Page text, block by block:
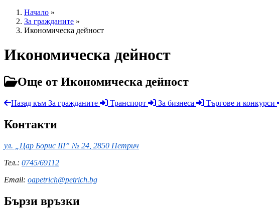
Начало »
За гражданите »
Икономическа дейност
Икономическа дейност
Още от Икономическа дейност
Назад към За гражданите Транспорт За бизнеса Търгове и конкурси
Контакти
ул. „Цар Борис III” № 24, 2850 Петрич
Тел.: 0745/69112
Email: oapetrich@petrich.bg
Бързи връзки